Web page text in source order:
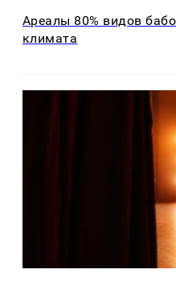
Ареалы 80% видов
климата